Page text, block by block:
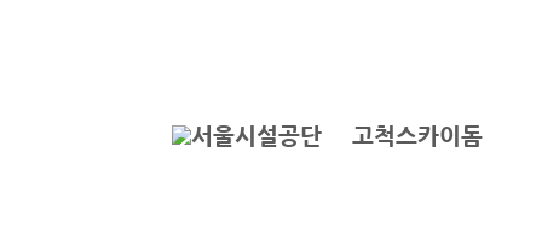
고척스카이돔